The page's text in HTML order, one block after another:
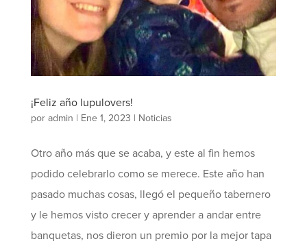
¡Feliz año lupulovers!
poradmin | Ene 1, 2023 | Noticias
Otro año más que se acaba, y este al fin hemos
podido celebrarlo como se merece. Este año han
pasado muchas cosas, llegó el pequeño tabernero
y le hemos visto crecer y aprender a andar entre
banquetas, nos dieron un premio por la mejor tapa